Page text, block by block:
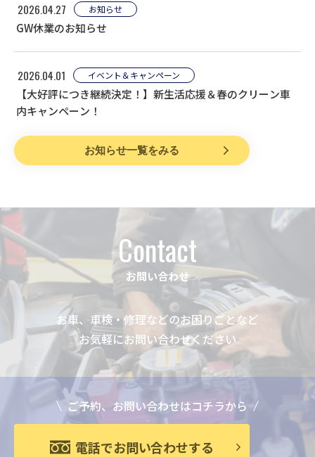
2026.04.27 お知らせ
GW休業のお知らせ
2026.04.01 イベント＆キャンペーン
【大好評につき継続決定！】新生活応援＆春のクリーン車
内キャンペーン！
お知らせ一覧をみる
Contact
お問い合わせ
お車、車検・修理などのお困りごとなど
お気軽にお問い合わせください
ご予約、お問い合わせはコチラから
電話でお問い合わせする